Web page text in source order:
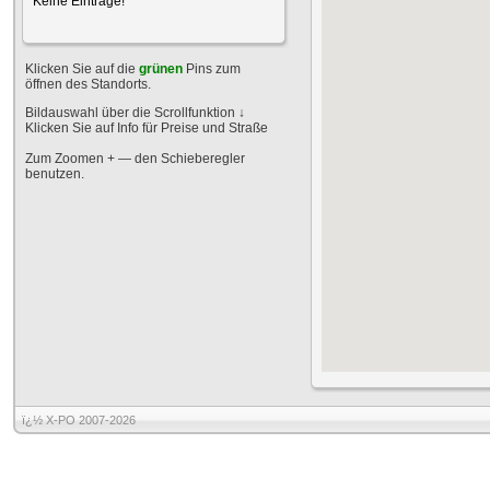
Klicken Sie auf die grünen Pins zum
öffnen des Standorts.
Bildauswahl über die Scrollfunktion ↓
Klicken Sie auf Info für Preise und Straße
Zum Zoomen + — den Schieberegler
benutzen.
ï¿½ X-PO 2007-2026